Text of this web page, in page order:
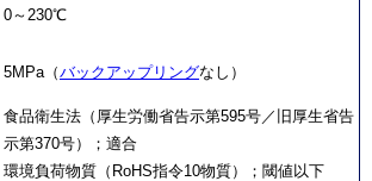
0～230℃
5MPa（バックアップリングなし）
食品衛生法（厚生労働省告示第595号／旧厚生省告
示第370号）；適合
環境負荷物質（RoHS指令10物質）；閾値以下